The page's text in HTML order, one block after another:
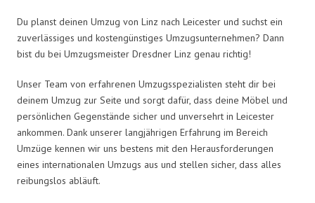
Du planst deinen Umzug von Linz nach Leicester und suchst ein
zuverlässiges und kostengünstiges Umzugsunternehmen? Dann
bist du bei Umzugsmeister Dresdner Linz genau richtig!
Unser Team von erfahrenen Umzugsspezialisten steht dir bei
deinem Umzug zur Seite und sorgt dafür, dass deine Möbel und
persönlichen Gegenstände sicher und unversehrt in Leicester
ankommen. Dank unserer langjährigen Erfahrung im Bereich
Umzüge kennen wir uns bestens mit den Herausforderungen
eines internationalen Umzugs aus und stellen sicher, dass alles
reibungslos abläuft.